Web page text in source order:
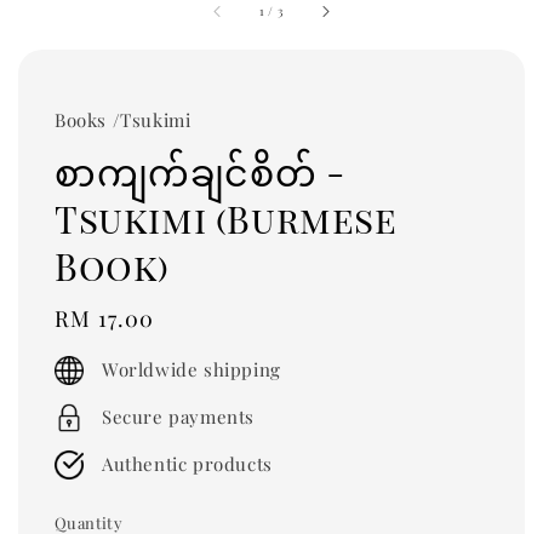
1 / 3
Books /Tsukimi
စာကျက်ချင်စိတ် -
Tsukimi (Burmese
Book)
Regular
price
RM 17.00
Worldwide shipping
Secure payments
Authentic products
Quantity